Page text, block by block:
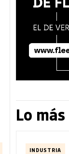
Lo
INDUSTRIA